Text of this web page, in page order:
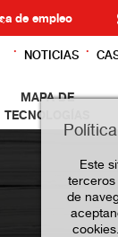
de empleo
NOTICIAS
MAPA DE
TECNOLOGÍAS
Este
terceros
de